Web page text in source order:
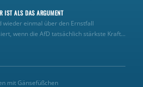
IST ALS DAS ARGUMENT
wieder einmal über den Ernstfall
wenn die AfD tatsächlich stärkste Kraft...
mit Gänsefüßchen